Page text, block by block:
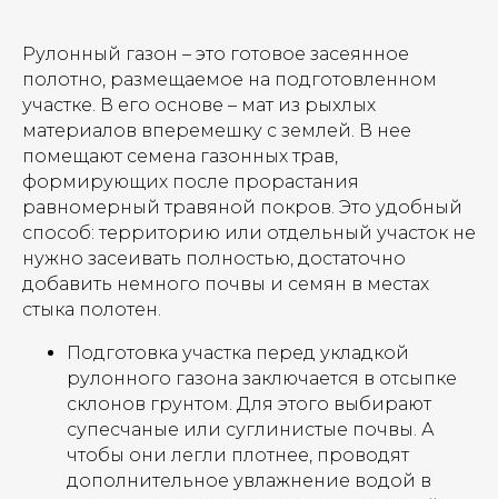
Рулонный газон – это готовое засеянное
полотно, размещаемое на подготовленном
участке. В его основе – мат из рыхлых
материалов вперемешку с землей. В нее
помещают семена газонных трав,
формирующих после прорастания
равномерный травяной покров. Это удобный
способ: территорию или отдельный участок не
нужно засеивать полностью, достаточно
добавить немного почвы и семян в местах
стыка полотен.
Подготовка участка перед укладкой
рулонного газона заключается в отсыпке
склонов грунтом. Для этого выбирают
супесчаные или суглинистые почвы. А
чтобы они легли плотнее, проводят
дополнительное увлажнение водой в